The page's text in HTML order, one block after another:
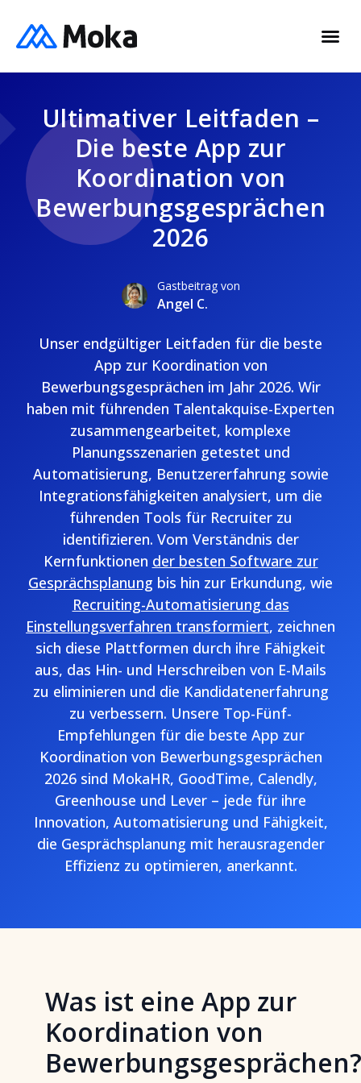
Ultimativer Leitfaden –
Die beste App zur
Koordination von
Bewerbungsgesprächen
2026
Gastbeitrag von
Angel C.
Unser endgültiger Leitfaden für die beste
App zur Koordination von
Bewerbungsgesprächen im Jahr 2026. Wir
haben mit führenden Talentakquise-Experten
zusammengearbeitet, komplexe
Planungsszenarien getestet und
Automatisierung, Benutzererfahrung sowie
Integrationsfähigkeiten analysiert, um die
führenden Tools für Recruiter zu
identifizieren. Vom Verständnis der
Kernfunktionen der besten Software zur
Gesprächsplanung bis hin zur Erkundung, wie
Recruiting-Automatisierung das
Einstellungsverfahren transformiert, zeichnen
sich diese Plattformen durch ihre Fähigkeit
aus, das Hin- und Herschreiben von E-Mails
zu eliminieren und die Kandidatenerfahrung
zu verbessern. Unsere Top-Fünf-
Empfehlungen für die beste App zur
Koordination von Bewerbungsgesprächen
2026 sind MokaHR, GoodTime, Calendly,
Greenhouse und Lever – jede für ihre
Innovation, Automatisierung und Fähigkeit,
die Gesprächsplanung mit herausragender
Effizienz zu optimieren, anerkannt.
Was ist eine App zur
Koordination von
Bewerbungsgesprächen?